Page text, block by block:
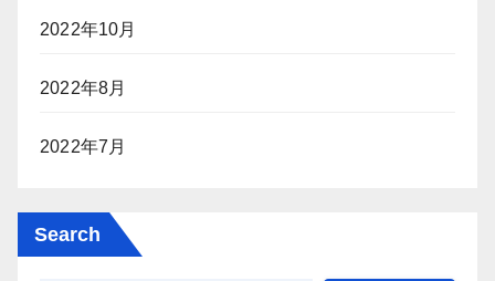
2022年10月
2022年8月
2022年7月
Search